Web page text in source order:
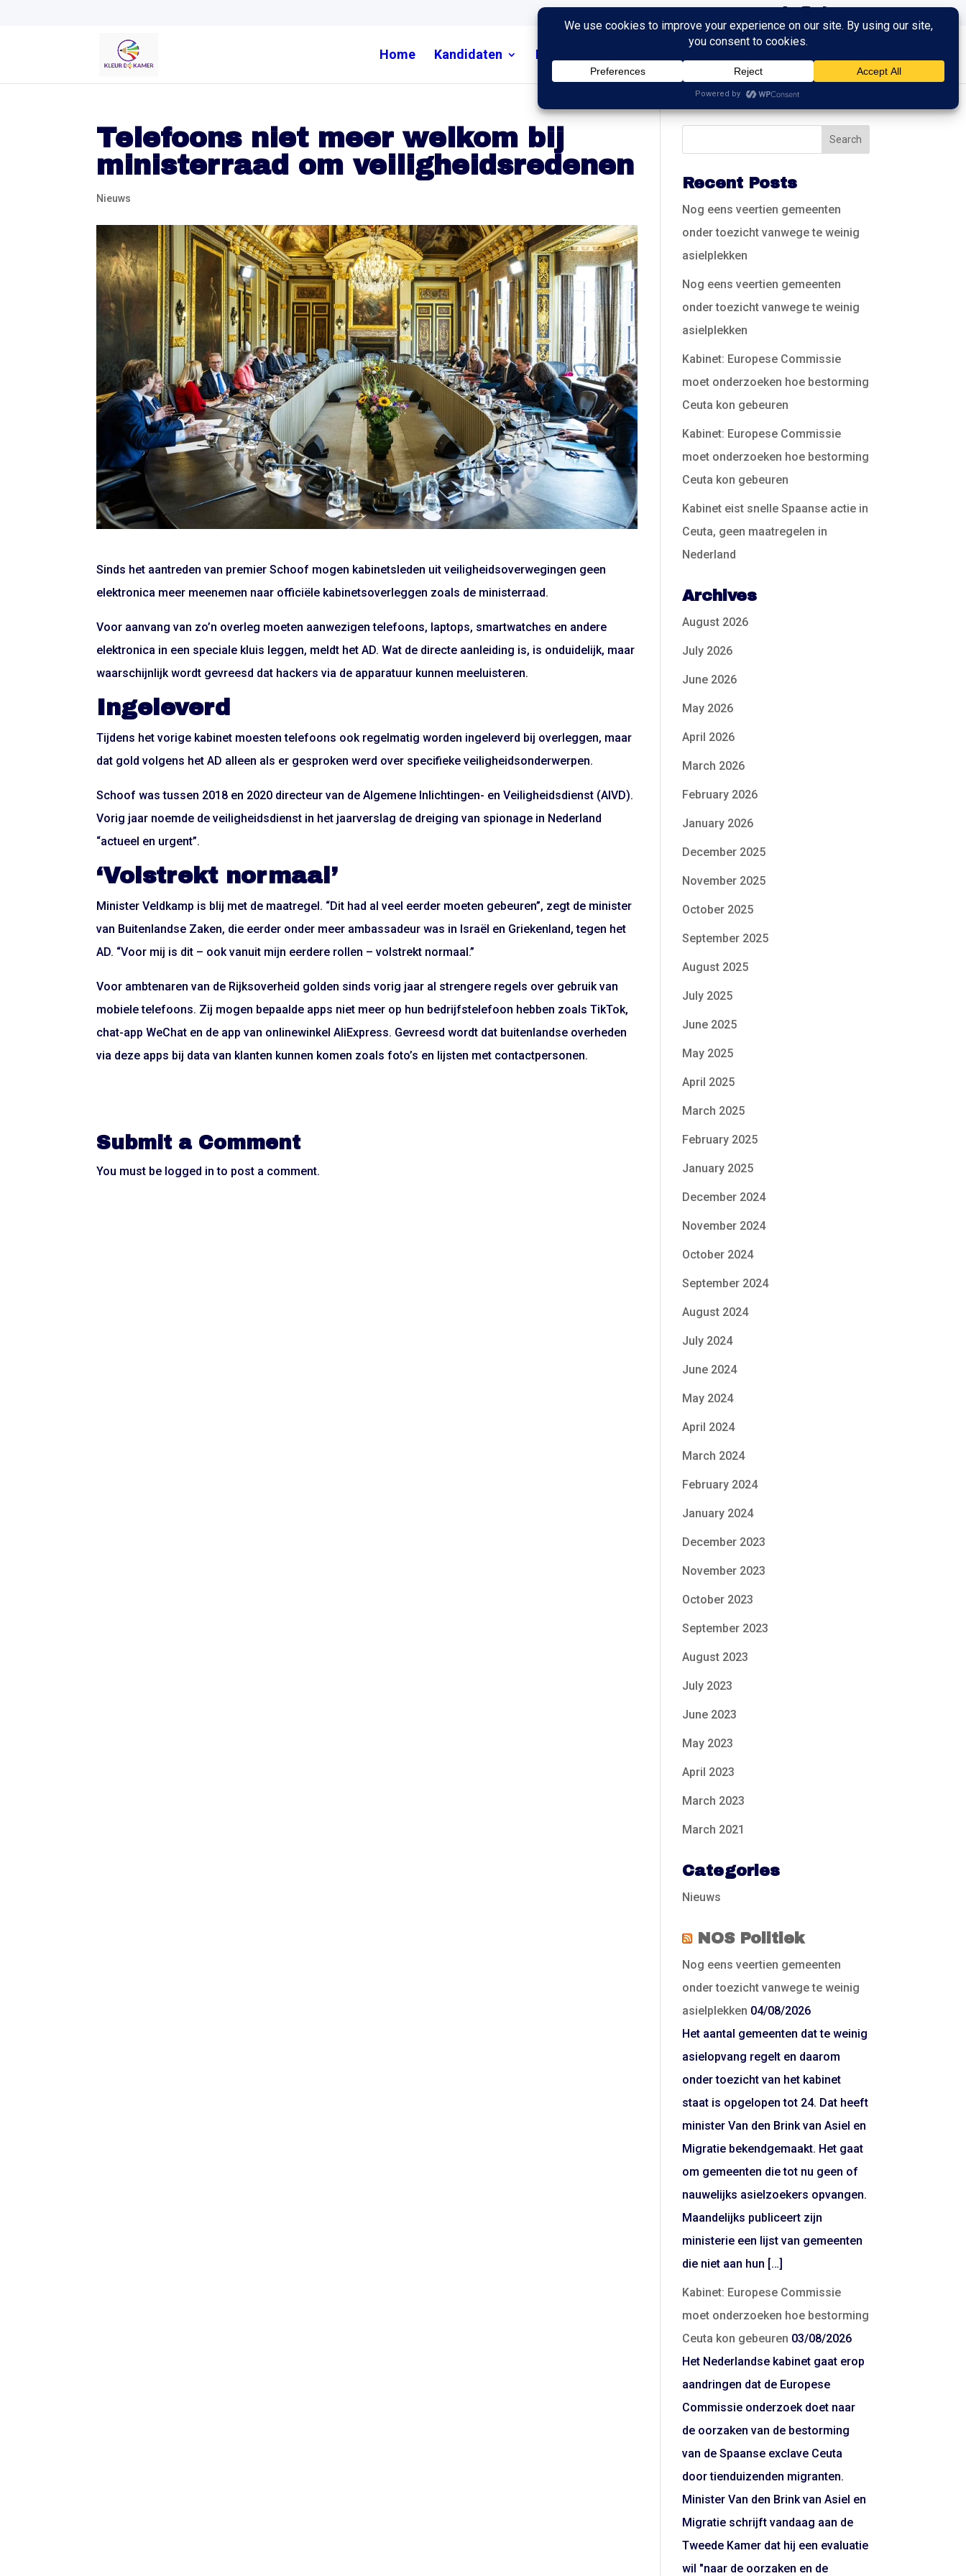
Home Kandidaten Nieuws
Telefoons niet meer welkom bij
ministerraad om veiligheidsredenen
Nieuws
Sinds het aantreden van premier Schoof mogen kabinetsleden uit veiligheidsoverwegingen geen
elektronica meer meenemen naar officiële kabinetsoverleggen zoals de ministerraad.
Voor aanvang van zo’n overleg moeten aanwezigen telefoons, laptops, smartwatches en andere
elektronica in een speciale kluis leggen, meldt het AD. Wat de directe aanleiding is, is onduidelijk, maar
waarschijnlijk wordt gevreesd dat hackers via de apparatuur kunnen meeluisteren.
Ingeleverd
Tijdens het vorige kabinet moesten telefoons ook regelmatig worden ingeleverd bij overleggen, maar
dat gold volgens het AD alleen als er gesproken werd over specifieke veiligheidsonderwerpen.
Schoof was tussen 2018 en 2020 directeur van de Algemene Inlichtingen- en Veiligheidsdienst (AIVD).
Vorig jaar noemde de veiligheidsdienst in het jaarverslag de dreiging van spionage in Nederland
“actueel en urgent”.
‘Volstrekt normaal’
Minister Veldkamp is blij met de maatregel. “Dit had al veel eerder moeten gebeuren”, zegt de minister
van Buitenlandse Zaken, die eerder onder meer ambassadeur was in Israël en Griekenland, tegen het
AD. “Voor mij is dit – ook vanuit mijn eerdere rollen – volstrekt normaal.”
Voor ambtenaren van de Rijksoverheid golden sinds vorig jaar al strengere regels over gebruik van
mobiele telefoons. Zij mogen bepaalde apps niet meer op hun bedrijfstelefoon hebben zoals TikTok,
chat-app WeChat en de app van onlinewinkel AliExpress. Gevreesd wordt dat buitenlandse overheden
via deze apps bij data van klanten kunnen komen zoals foto’s en lijsten met contactpersonen.
Submit a Comment
You must be logged in to post a comment.
Recent Posts
Nog eens veertien gemeenten
onder toezicht vanwege te weinig
asielplekken
Nog eens veertien gemeenten
onder toezicht vanwege te weinig
asielplekken
Kabinet: Europese Commissie
moet onderzoeken hoe bestorming
Ceuta kon gebeuren
Kabinet: Europese Commissie
moet onderzoeken hoe bestorming
Ceuta kon gebeuren
Kabinet eist snelle Spaanse actie in
Ceuta, geen maatregelen in
Nederland
Archives
August 2026
July 2026
June 2026
May 2026
April 2026
March 2026
February 2026
January 2026
December 2025
November 2025
October 2025
September 2025
August 2025
July 2025
June 2025
May 2025
April 2025
March 2025
February 2025
January 2025
December 2024
November 2024
October 2024
September 2024
August 2024
July 2024
June 2024
May 2024
April 2024
March 2024
February 2024
January 2024
December 2023
November 2023
October 2023
September 2023
August 2023
July 2023
June 2023
May 2023
April 2023
March 2023
March 2021
Categories
Nieuws
NOS Politiek
Nog eens veertien gemeenten
onder toezicht vanwege te weinig
asielplekken 04/08/2026
Het aantal gemeenten dat te weinig
asielopvang regelt en daarom
onder toezicht van het kabinet
staat is opgelopen tot 24. Dat heeft
minister Van den Brink van Asiel en
Migratie bekendgemaakt. Het gaat
om gemeenten die tot nu geen of
nauwelijks asielzoekers opvangen.
Maandelijks publiceert zijn
ministerie een lijst van gemeenten
die niet aan hun […]
Kabinet: Europese Commissie
moet onderzoeken hoe bestorming
Ceuta kon gebeuren 03/08/2026
Het Nederlandse kabinet gaat erop
aandringen dat de Europese
Commissie onderzoek doet naar
de oorzaken van de bestorming
van de Spaanse exclave Ceuta
door tienduizenden migranten.
Minister Van den Brink van Asiel en
Migratie schrijft vandaag aan de
Tweede Kamer dat hij een evaluatie
wil "naar de oorzaken en de